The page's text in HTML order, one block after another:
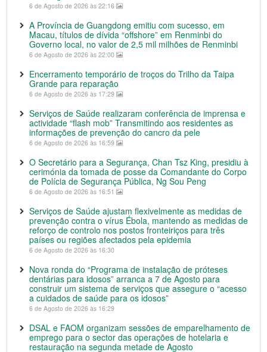
6 de Agosto de 2026 às 22:16
A Província de Guangdong emitiu com sucesso, em
Macau, títulos de dívida “offshore” em Renminbi do
Governo local, no valor de 2,5 mil milhões de Renminbi
6 de Agosto de 2026 às 22:00
Encerramento temporário de troços do Trilho da Taipa
Grande para reparação
6 de Agosto de 2026 às 17:29
Serviços de Saúde realizaram conferência de imprensa e
actividade “flash mob” Transmitindo aos residentes as
informações de prevenção do cancro da pele
6 de Agosto de 2026 às 16:59
O Secretário para a Segurança, Chan Tsz King, presidiu à
cerimónia da tomada de posse da Comandante do Corpo
de Polícia de Segurança Pública, Ng Sou Peng
6 de Agosto de 2026 às 16:51
Serviços de Saúde ajustam flexivelmente as medidas de
prevenção contra o vírus Ébola, mantendo as medidas de
reforço de controlo nos postos fronteiriços para três
países ou regiões afectados pela epidemia
6 de Agosto de 2026 às 16:30
Nova ronda do “Programa de instalação de próteses
dentárias para idosos” arranca a 7 de Agosto para
construir um sistema de serviços que assegure o “acesso
a cuidados de saúde para os idosos”
6 de Agosto de 2026 às 16:29
DSAL e FAOM organizam sessões de emparelhamento de
emprego para o sector das operações de hotelaria e
restauração na segunda metade de Agosto